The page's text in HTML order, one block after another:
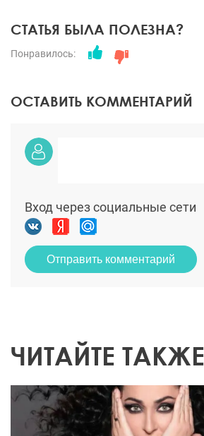
СТАТЬЯ БЫЛА ПОЛЕЗНА?
Понравилось:
ОСТАВИТЬ КОММЕНТАРИЙ
Вход через социальные сети
Отправить комментарий
ЧИТАЙТЕ ТАКЖЕ